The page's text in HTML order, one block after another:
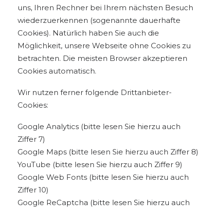
uns, Ihren Rechner bei Ihrem nächsten Besuch
wiederzuerkennen (sogenannte dauerhafte
Cookies). Natürlich haben Sie auch die
Möglichkeit, unsere Webseite ohne Cookies zu
betrachten. Die meisten Browser akzeptieren
Cookies automatisch.
Wir nutzen ferner folgende Drittanbieter-
Cookies:
Google Analytics (bitte lesen Sie hierzu auch
Ziffer 7)
Google Maps (bitte lesen Sie hierzu auch Ziffer 8)
YouTube (bitte lesen Sie hierzu auch Ziffer 9)
Google Web Fonts (bitte lesen Sie hierzu auch
Ziffer 10)
Google ReCaptcha (bitte lesen Sie hierzu auch